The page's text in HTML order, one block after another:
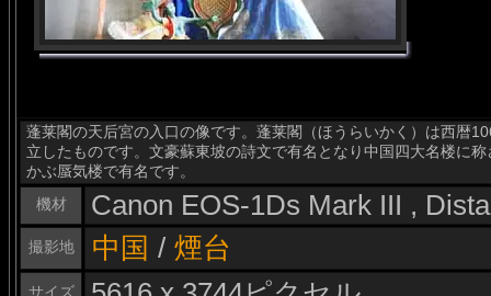
蓬莱閣の天后宮の入口の像です。蓬莱閣（ほうらいかく）は西暦
立したものです。文豪蘇東坡の詩文で有名となり中国四大名楼に
かぶ蜃気楼で有名です。
機材
Canon EOS-1Ds Mark III ,
撮影地 中国 / 煙台
サイズ